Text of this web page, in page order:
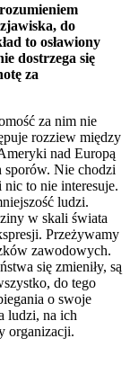
do
to osławiony
dostrzega się
za
za nim nie
rozziew między
nad Europą
sporów. Nie chodzi
to nie interesuje.
ludzi.
w skali świata
Przeżywamy
zawodowych.
się zmieniły, są
do tego
o swoje
ludzi, na ich
organizacji.